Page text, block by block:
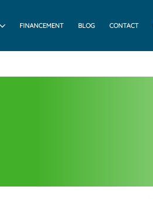
FINANCEMENT BLOG CONTACT